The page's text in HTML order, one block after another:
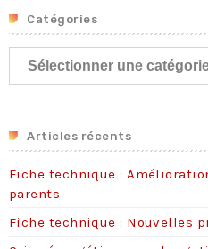
Derniers articles
Fiche technique : Amélioration
Catégories
g
o
r
i
Articles récents
Fiche technique :
parents
Fiche technique : Nouvelles